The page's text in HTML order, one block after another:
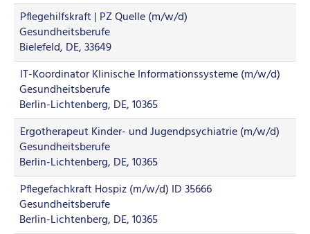
Pflegehilfskraft | PZ Quelle (m/w/d)
Gesundheitsberufe
Bielefeld, DE, 33649
IT-Koordinator Klinische Informationssysteme (m/w/d)
Gesundheitsberufe
Berlin-Lichtenberg, DE, 10365
Ergotherapeut Kinder- und Jugendpsychiatrie (m/w/d)
Gesundheitsberufe
Berlin-Lichtenberg, DE, 10365
Pflegefachkraft Hospiz (m/w/d) ID 35666
Gesundheitsberufe
Berlin-Lichtenberg, DE, 10365